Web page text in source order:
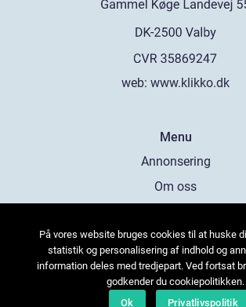
web: www.klikko.dk
Menu
Annonsering
Om oss
Kontakta oss
Sitemap
På vores website bruges cookies til at huske
statistik og personalisering af indhold og
information deles med tredjepart. Ved fortsat
godkender du cookiepolitikken.
Ok
Privatlivspolitik